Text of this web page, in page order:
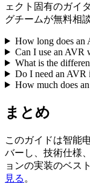
ェクト固有のガイ
グチームが無料相
How long does an
Can I use an AVR
What is the
Do I need an AVR
How much does
まとめ
このガイドは智能
バーし、技術仕様
ョンの実装のベス
見る 。